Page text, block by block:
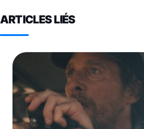
ARTICLES LIÉS